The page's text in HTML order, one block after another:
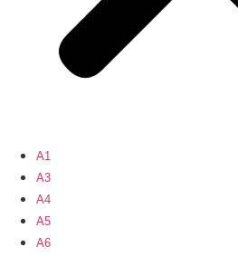
A1
A3
A4
A5
A6